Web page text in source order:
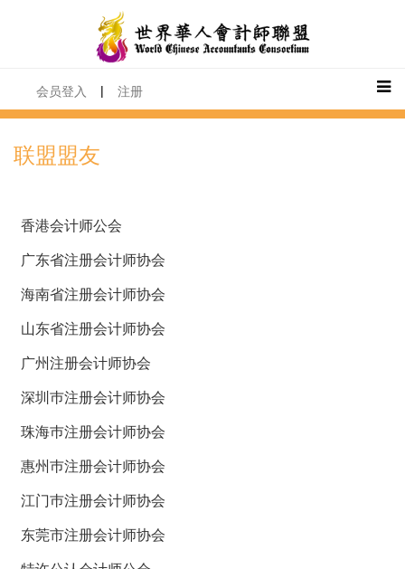
会员登入 | 注册
联盟盟友
香港会计师公会
广东省注册会计师协会
海南省注册会计师协会
山东省注册会计师协会
广州注册会计师协会
深圳巿注册会计师协会
珠海巿注册会计师协会
惠州巿注册会计师协会
江门巿注册会计师协会
东莞市注册会计师协会